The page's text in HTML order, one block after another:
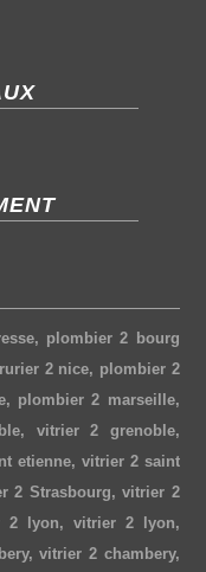
, plombier 2 bourg
2 nice, plombier 2
, plombier 2 marseille,
, vitrier 2 grenoble,
etienne, vitrier 2 saint
2 Strasbourg,vitrier 2
2 lyon, vitrier 2 lyon,
,vitrier 2 chambery,